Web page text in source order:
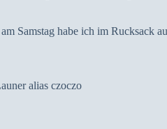
Samstag habe ich im Rucksack